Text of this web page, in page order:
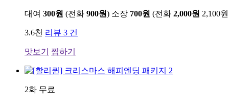
대여 300원 (전화 900원) 소장 700원 (전화 2,000원 2,100원
3.6천 리뷰 3 건
맛보기 찜하기
2화 무료